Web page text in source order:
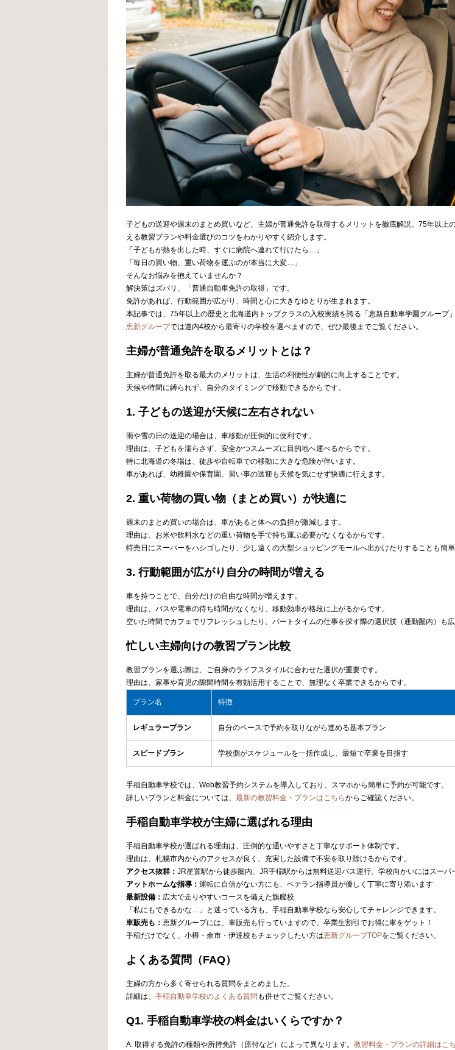
子どもの送迎や週末のまとめ買いなど、主婦が普通免許を取得するメリットを徹底解説。75年以
える教習プランや料金選びのコツをわかりやすく紹介します。
「子どもが熱を出した時、すぐに病院へ連れて行けたら…」
「毎日の買い物、重い荷物を運ぶのが本当に大変…」
そんなお悩みを抱えていませんか？
解決策はズバリ、「普通自動車免許の取得」です。
免許があれば、行動範囲が広がり、時間と心に大きなゆとりが生まれます。
本記事では、75年以上の歴史と北海道内トップクラスの入校実績を誇る「恵新自動車学園グループ
恵新グループでは道内4校から最寄りの学校を選べますので、ぜひ最後までご覧ください。
主婦が普通免許を取るメリットとは？
主婦が普通免許を取る最大のメリットは、生活の利便性が劇的に向上することです。
天候や時間に縛られず、自分のタイミングで移動できるからです。
1. 子どもの送迎が天候に左右されない
雨や雪の日の送迎の場合は、車移動が圧倒的に便利です。
理由は、子どもを濡らさず、安全かつスムーズに目的地へ運べるからです。
特に北海道の冬場は、徒歩や自転車での移動に大きな危険が伴います。
車があれば、幼稚園や保育園、習い事の送迎も天候を気にせず快適に行えます。
2. 重い荷物の買い物（まとめ買い）が快適に
週末のまとめ買いの場合は、車があると体への負担が激減します。
理由は、お米や飲料水などの重い荷物を手で持ち運ぶ必要がなくなるからです。
特売日にスーパーをハシゴしたり、少し遠くの大型ショッピングモールへ出かけたりすることも簡単
3. 行動範囲が広がり自分の時間が増える
車を持つことで、自分だけの自由な時間が増えます。
理由は、バスや電車の待ち時間がなくなり、移動効率が格段に上がるからです。
空いた時間でカフェでリフレッシュしたり、パートタイムの仕事を探す際の選択肢（通勤圏内）も広
忙しい主婦向けの教習プラン比較
教習プランを選ぶ際は、ご自身のライフスタイルに合わせた選択が重要です。
理由は、家事や育児の隙間時間を有効活用することで、無理なく卒業できるからです。
プラン名 特徴
レギュラープラン 自分のペースで予約を取りながら進める基本プラン
スピードプラン 学校側がスケジュールを一括作成し、最短で卒業を目指す
手稲自動車学校では、Web教習予約システムを導入しており、スマホから簡単に予約が可能です。
詳しいプランと料金については、 最新の教習料金・プランはこちらからご確認ください。
手稲自動車学校が主婦に選ばれる理由
手稲自動車学校が選ばれる理由は、圧倒的な通いやすさと丁寧なサポート体制です。
理由は、札幌市内からのアクセスが良く、充実した設備で不安を取り除けるからです。
アクセス抜群： JR星置駅から徒歩圏内、JR手稲駅からは無料送迎バス運行、学校向かいにはスー
アットホームな指導： 運転に自信がない方にも、ベテラン指導員が優しく丁寧に寄り添います
最新設備： 広大で走りやすいコースを備えた旗艦校
「私にもできるかな…」と迷っている方も、手稲自動車学校なら安心してチャレンジできます。
車販売も： 恵新グループには、車販売も行っていますので、卒業生割引でお得に車をゲット！
手稲だけでなく、小樽・余市・伊達校もチェックしたい方は恵新グループTOPをご覧ください。
よくある質問（FAQ）
主婦の方から多く寄せられる質問をまとめました。
詳細は、 手稲自動車学校のよくある質問 も併せてご覧ください。
Q1. 手稲自動車学校の料金はいくらですか？
A. 取得する免許の種類や所持免許（原付など）によって異なります。 教習料金・プランの詳細はこ